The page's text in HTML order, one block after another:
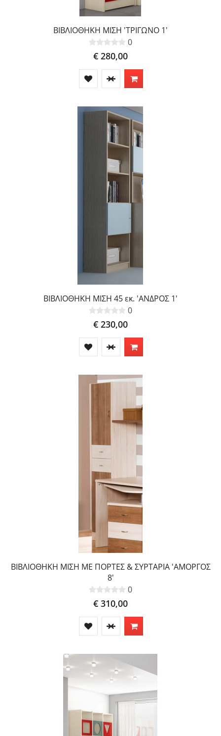
ΒΙΒΛΙΟΘΗΚΗ ΜΙΣΗ 'ΤΡΙΓΩΝΟ 1'
0
€ 280,00
ΒΙΒΛΙΟΘΗΚΗ ΜΙΣΗ 45 εκ. 'ΑΝΔΡΟΣ 1'
0
€ 230,00
ΒΙΒΛΙΟΘΗΚΗ ΜΙΣΗ ΜΕ ΠΟΡΤΕΣ & ΣΥΡΤΑΡΙΑ 'ΑΜΟΡΓΟΣ
8'
0
€ 310,00